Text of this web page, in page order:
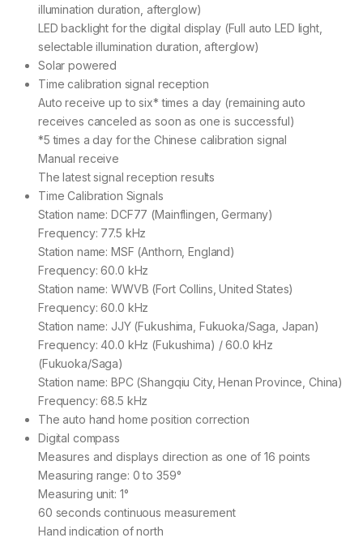
illumination duration, afterglow)
LED backlight for the digital display (Full auto LED light,
selectable illumination duration, afterglow)
Solar powered
Time calibration signal reception
Auto receive up to six* times a day (remaining auto
receives canceled as soon as one is successful)
*5 times a day for the Chinese calibration signal
Manual receive
The latest signal reception results
Time Calibration Signals
Station name: DCF77 (Mainflingen, Germany)
Frequency: 77.5 kHz
Station name: MSF (Anthorn, England)
Frequency: 60.0 kHz
Station name: WWVB (Fort Collins, United States)
Frequency: 60.0 kHz
Station name: JJY (Fukushima, Fukuoka/Saga, Japan)
Frequency: 40.0 kHz (Fukushima) / 60.0 kHz
(Fukuoka/Saga)
Station name: BPC (Shangqiu City, Henan Province, China)
Frequency: 68.5 kHz
The auto hand home position correction
Digital compass
Measures and displays direction as one of 16 points
Measuring range: 0 to 359°
Measuring unit: 1°
60 seconds continuous measurement
Hand indication of north